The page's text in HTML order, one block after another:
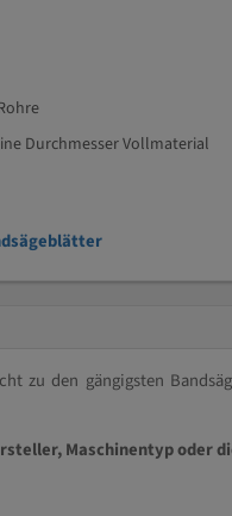
Durchmesser Vollmaterial
zu den gängigsten
Maschinentyp oder